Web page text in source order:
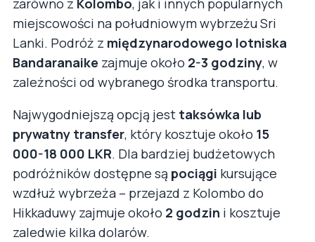
zarówno z Kolombo, jak i innych popularnych
miejscowości na południowym wybrzeżu Sri
Lanki. Podróż z międzynarodowego lotniska
Bandaranaike zajmuje około 2-3 godziny, w
zależności od wybranego środka transportu.
Najwygodniejszą opcją jest taksówka lub
prywatny transfer, który kosztuje około 15
000-18 000 LKR. Dla bardziej budżetowych
podróżników dostępne są pociągi kursujące
wzdłuż wybrzeża – przejazd z Kolombo do
Hikkaduwy zajmuje około 2 godzin i kosztuje
zaledwie kilka dolarów.